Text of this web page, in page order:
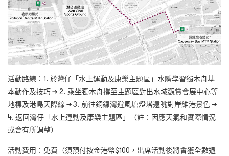
活動路線：1. 於灣仔 「水上運動及康樂主題區」水體學習獨木舟基
本動作及技巧→ 2. 乘坐獨木舟撐至主題區對出水域觀賞會展中心等
地標及港島天際線→3. 前往銅鑼灣避風塘燈塔遠眺對岸維港景色→
4. 返回灣仔 「水上運動及康樂主題區」（註：因應天氣和實際情況
或會有所調整）
活動費用：免費（須預付按金港幣$100 ，出席活動後將會獲全數退